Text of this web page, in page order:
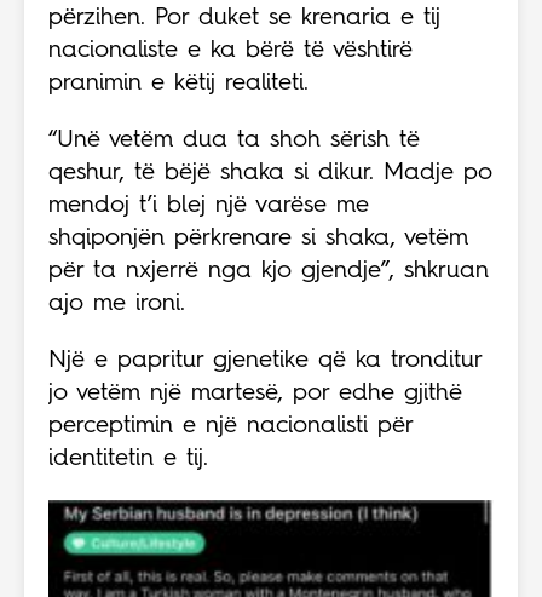
përzihen. Por duket se krenaria e tij
nacionaliste e ka bërë të vështirë
pranimin e këtij realiteti.
“Unë vetëm dua ta shoh sërish të
qeshur, të bëjë shaka si dikur. Madje po
mendoj t’i blej një varëse me
shqiponjën përkrenare si shaka, vetëm
për ta nxjerrë nga kjo gjendje”, shkruan
ajo me ironi.
Një e papritur gjenetike që ka tronditur
jo vetëm një martesë, por edhe gjithë
perceptimin e një nacionalisti për
identitetin e tij.